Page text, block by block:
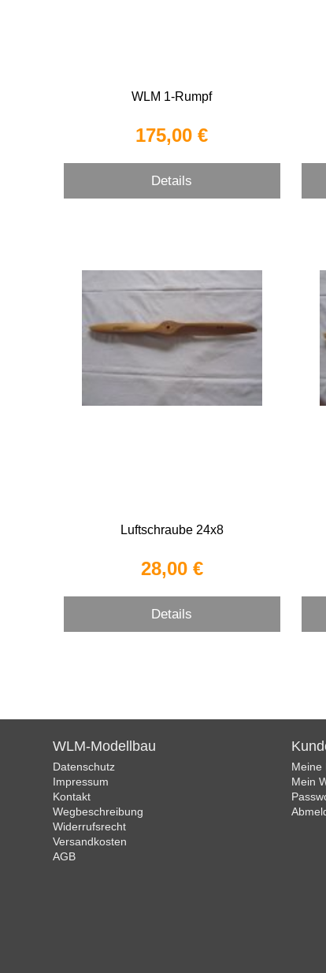
WLM 1-Rumpf
175,00 €
Details
Luftschraube 24x8
28,00 €
Details
WLM-Modellbau
Datenschutz
Impressum
Kontakt
Wegbeschreibung
Widerrufsrecht
Versandkosten
AGB
Meine
Mein